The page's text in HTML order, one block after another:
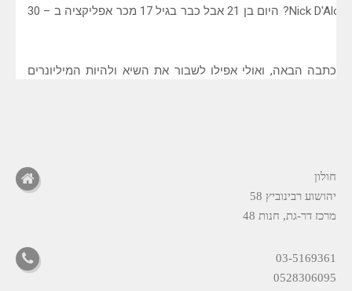
חולון
יהושוע רבינוביץ 58
מרכז דר-גת, חנות 48
03-5169361
0528306095